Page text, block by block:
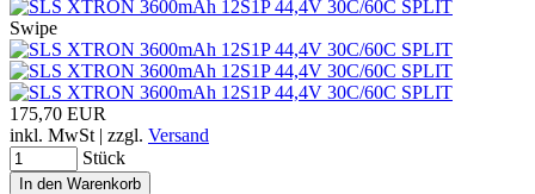
Swipe
175,70 EUR
inkl. MwSt | zzgl. Versand
Stück